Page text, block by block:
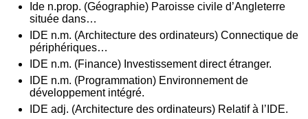
Ide n.prop. (Géographie) Paroisse civile d’Angleterre
située dans…
IDE n.m. (Architecture des ordinateurs) Connectique de
périphériques…
IDE n.m. (Finance) Investissement direct étranger.
IDE n.m. (Programmation) Environnement de
développement intégré.
IDE adj. (Architecture des ordinateurs) Relatif à l’IDE.